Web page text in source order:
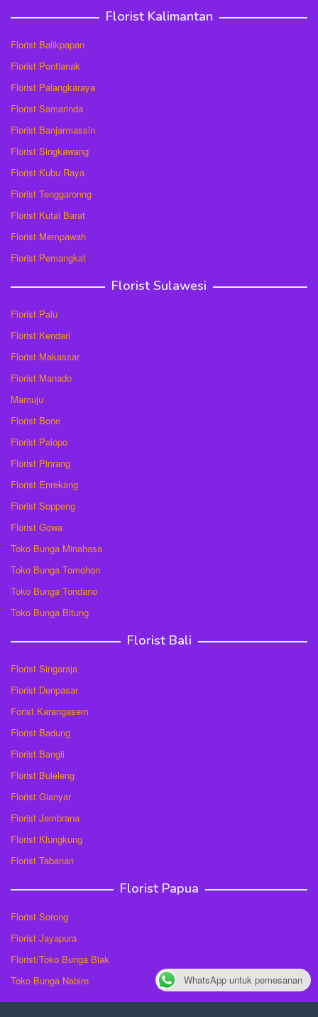
Florist Kalimantan
Florist Balikpapan
Florist Pontianak
Florist Palangkaraya
Florist Samarinda
Florist Banjarmassin
Florist Singkawang
Florist Kubu Raya
Florist Tenggaronng
Florist Kutai Barat
Florist Mempawah
Florist Pemangkat
Florist Sulawesi
Florist Palu
Florist Kendari
Florist Makassar
Florist Manado
Mamuju
Florist Bone
Florist Palopo
Florist Pinrang
Florist Enrekang
Florist Soppeng
Florist Gowa
Toko Bunga Minahasa
Toko Bunga Tomohon
Toko Bunga Tondano
Toko Bunga Bitung
Florist Bali
Florist Singaraja
Florist Denpasar
Forist Karangasem
Florist Badung
Florist Bangli
Florist Buleleng
Florist Gianyar
Florist Jembrana
Florist Klungkung
Florist Tabanan
Florist Papua
Florist Sorong
Florist Jayapura
Florist/Toko Bunga Biak
Toko Bunga Nabire
WhatsApp untuk pemesanan